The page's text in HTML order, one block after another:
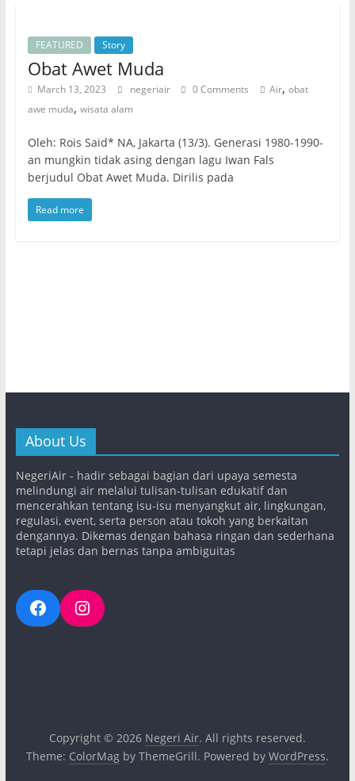
FEATURED Story
Obat Awet Muda
March 13, 2023 negeriair 0 Comments Air, obat
awe muda, wisata alam
Oleh: Rois Said* NA, Jakarta (13/3). Generasi 1980-1990-
an mungkin tidak asing dengan lagu Iwan Fals
berjudul Obat Awet Muda. Dirilis pada
Read more
About Us
NegeriAir - hadir sebagai bagian dari upaya semesta
melindungi air melalui tulisan-tulisan edukatif dan
mencerahkan tentang isu-isu menyangkut air, lingkungan,
regulasi, event, serta person atau tokoh yang berkaitan
dengannya. Dikemas dengan bahasa ringan dan sederhana
tetapi jelas dan bernas tanpa ambiguitas
FacebookInstagram
Copyright © 2026 Negeri Air. All rights reserved.
Theme: ColorMagby ThemeGrill. Powered by WordPress.